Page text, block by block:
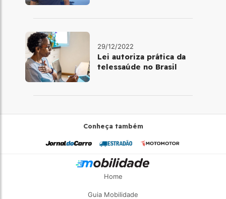
29/12/2022
Lei autoriza prática da
telessaúde no Brasil
Conheça também
Home
Guia Mobilidade